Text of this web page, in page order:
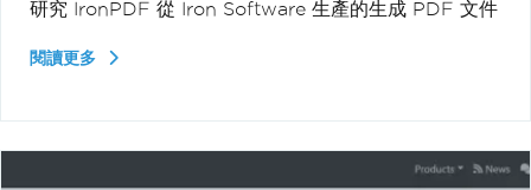
研究 IronPDF 從 Iron Software 生產的生成 PDF 文件
閱讀更多